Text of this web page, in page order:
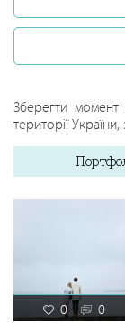
Зберегти
території
0 0